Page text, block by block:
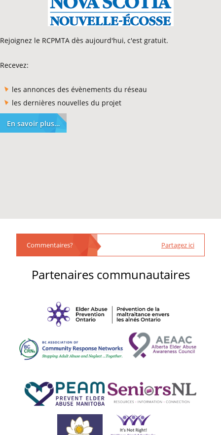
Rejoignez le RCPMTA dès aujourd'hui, c'est gratuit.
Recevez:
les annonces des évènements du réseau
les dernières nouvelles du projet
En savoir plus…
Commentaires? Partagez ici
Partenaires communautaires